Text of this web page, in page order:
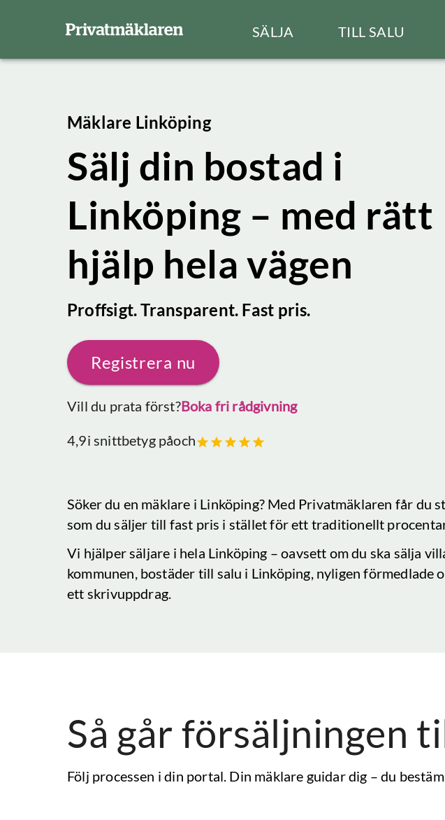
SÄLJA TILL SALU
Mäklare Linköping
Sälj din bostad i
Linköping – med rätt
hjälp hela vägen
Proffsigt. Transparent. Fast pris.
Registrera nu
Vill du prata först?Boka fri rådgivning
4,9i snittbetyg påoch
Söker du en mäklare i Linköping? Med Privatmäklaren får du
som du säljer till fast pris i stället för ett traditionellt
Vi hjälper säljare i hela Linköping – oavsett om du ska sälja
kommunen, bostäder till salu i Linköping, nyligen förmedlade
ett skrivuppdrag.
Så går försäljningen
Följ processen i din portal. Din mäklare guidar dig – du